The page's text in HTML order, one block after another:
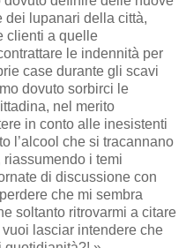
dei lupanari della città,
clienti a quelle
le indennità per
case durante gli scavi
dovuto sorbirci le
nel merito
in conto alle inesistenti
l’alcool che si tracannano
i temi
di discussione con
che mi sembra
soltanto ritrovarmi a citare
lasciar intendere che